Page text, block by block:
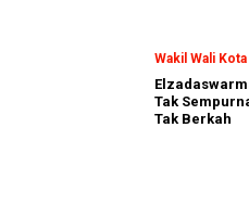
Wakil Wali
Tak
Tak Berkah